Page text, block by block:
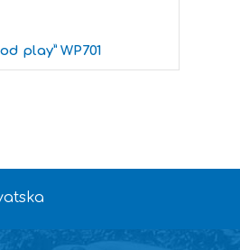
play” WP701